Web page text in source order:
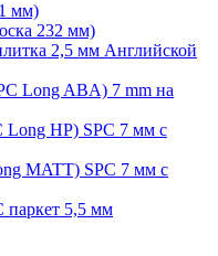
мм)
232 мм)
2,5 мм Английской
Long ABA) 7 mm на
HP) SPC 7 мм с
MATT) SPC 7 мм с
паркет 5,5 мм